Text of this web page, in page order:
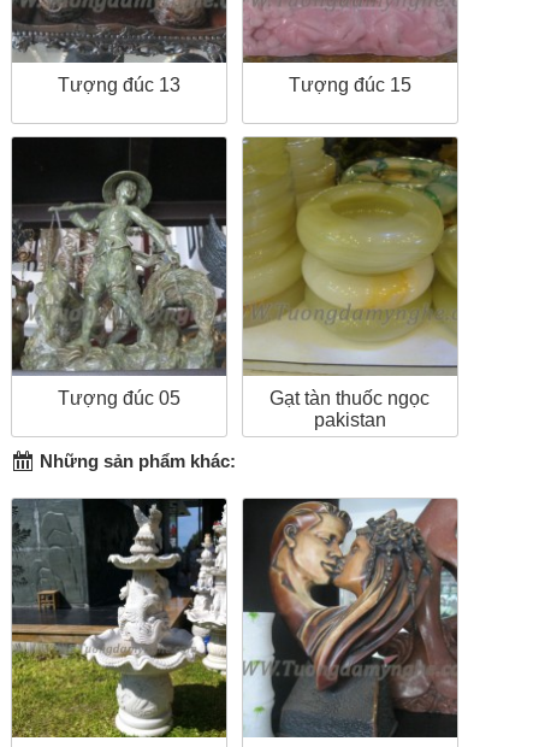
Tượng đúc 13 Tượng đúc 15
Tượng đúc 05
Gạt tàn thuốc ngọc
pakistan
Những sản phẩm khác: